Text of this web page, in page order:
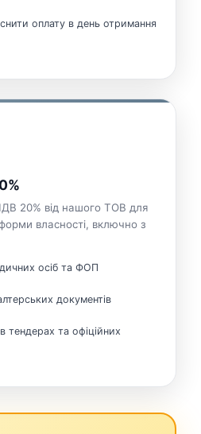
оплату в день отримання
20% від нашого ТОВ для
форми власності, включно з
осіб та ФОП
документів
тендерах та офіційних